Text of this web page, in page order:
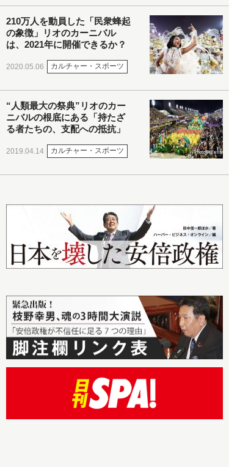
210万人を動員した「民衆蜂起
の象徴」リオのカーニバル
は、2021年に開催できるか？
2020.05.06 カルチャー・スポーツ
“人類最大の祭典”リオのカー
ニバルの根底にある「持たざ
る者たちの、支配への抵抗」
2019.04.14 カルチャー・スポーツ